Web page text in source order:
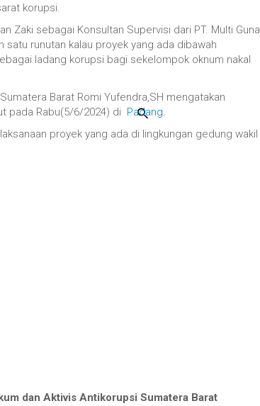
korupsi.
Zaki sebagai Konsultan Supervisi dari PT. Multi Guna
runutan kalau proyek yang ada dibawah
ladang korupsi bagi sekelompok oknum nakal
Barat Romi Yufendra,SH mengatakan
pada Rabu(5/6/2024) di Padang
proyek yang ada di lingkungan gedung wakil
dan Aktivis Antikorupsi Sumatera Barat